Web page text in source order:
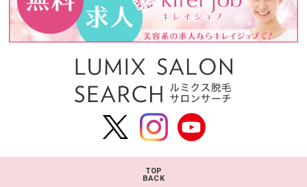
TOP
BACK